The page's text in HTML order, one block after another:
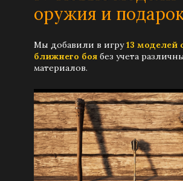
оружия и
Мы добавили в игру13 моделей
ближнего боя без учета
материалов.